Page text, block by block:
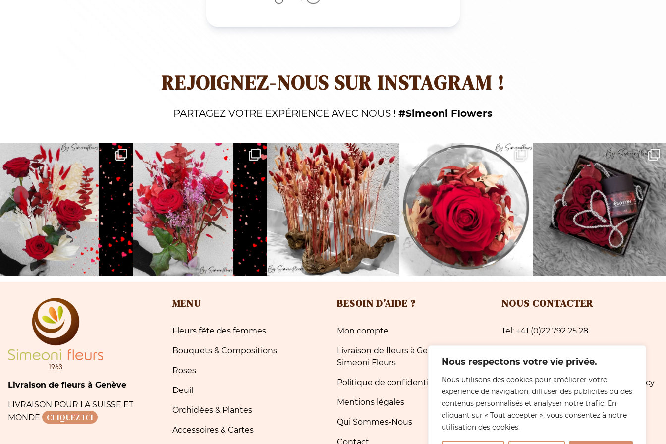
Nous respectons votre vie privée.
Nous utilisons des cookies pour améliorer votre
expérience de navigation, diffuser des publicités ou des
contenus personnalisés et analyser notre trafic. En
cliquant sur « Tout accepter », vous consentez à notre
utilisation des cookies.
REJOIGNEZ-NOUS SUR INSTAGRAM !
PARTAGEZ VOTRE EXPÉRIENCE AVEC NOUS ! #Simeoni Flowers
Livraison de fleurs à Genève
LIVRAISON POUR LA SUISSE ET
MONDE
CLIQUEZ ICI
MENU
Fleurs fête des femmes
Bouquets & Compositions
Roses
Deuil
Orchidées & Plantes
Accessoires & Cartes
BESOIN D’AIDE ?
Mon compte
Livraison de fleurs à Genève avec
Simeoni Fleurs
Politique de confidentialité
Mentions légales
Qui Sommes-Nous
Contact
NOUS CONTACTER
Tel: +41 (0)22 792 25 28
Résidence de Carrare, 1213 Petit-Lancy
- Genève
HORAIRES